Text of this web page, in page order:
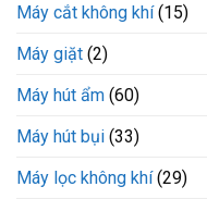
Máy cắt không khí(15)
Máy giặt (2)
Máy hút ẩm (60)
Máy hút bụi (33)
Máy lọc không khí(29)